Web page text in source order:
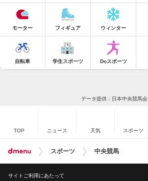
モーター フィギュア ウィンター
自転車 学生スポーツ Doスポーツ
データ提供：日本中央競馬会
TOP ニュース 天気 スポーツ
スポーツ 中央競馬
サイトご利用にあたって